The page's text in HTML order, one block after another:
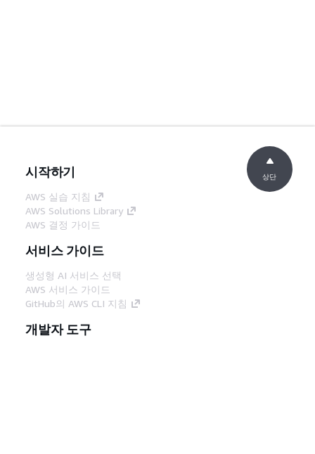
시작하기
AWS 실습 지침
AWS Solutions Library
AWS 결정 가이드
서비스 가이드
생성형 AI 서비스 선택
AWS 서비스 가이드
GitHub의 AWS CLI 지침
개발자 도구
상단